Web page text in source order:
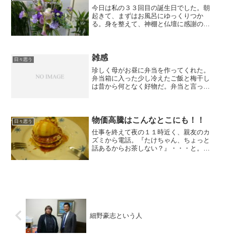
今日は私の３３回目の誕生日でした。朝
起きて、まずはお風呂にゆっくりつか
る。身を整えて、神棚と仏壇に感謝の拝
ね・・・。昨日の夜はささやかに誕...
日々思う 雑感
珍しく母がお昼に弁当を作ってくれた。
弁当箱に入った少し冷えたご飯と梅干し
は昔から何となく好物だ。弁当と言った
満員で僕の分までは回って...
日々思う 物価高騰はこんなとこにも！！
仕事を終えて夜の１１時近く、親友のカ
ズミから電話。『たけちゃん、ちょっと
話あるからお茶しない？』・・・と。車
細野豪志という人